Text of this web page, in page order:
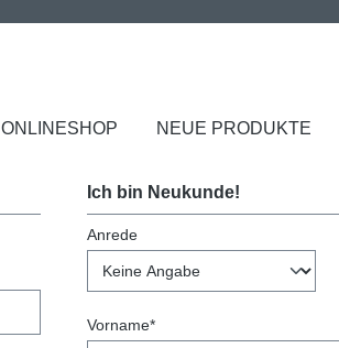
ONLINESHOP NEUE PRODUKTE
Ich bin Neukunde!
Anrede
Vorname*